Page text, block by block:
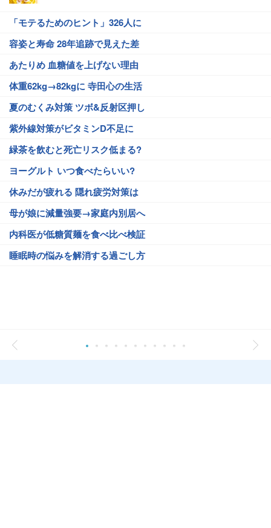
「モテるためのヒント」326人に
容姿と寿命 28年追跡で見えた差
あたりめ 血糖値を上げない理由
体重62kg→82kgに 寺田心の生活
夏のむくみ対策 ツボ&反射区押し
紫外線対策がビタミンD不足に
緑茶を飲むと死亡リスク低まる?
ヨーグルト いつ食べたらいい?
休みだが疲れる 隠れ疲労対策は
母が娘に減量強要→家庭内別居へ
内科医が低糖質麺を食べ比べ検証
睡眠時の悩みを解消する過ごし方